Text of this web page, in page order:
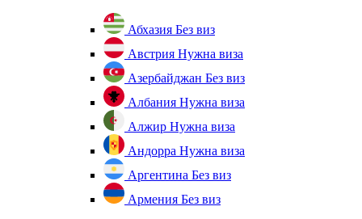
Абхазия Без виз
Австрия Нужна виза
Азербайджан Без виз
Албания Нужна виза
Алжир Нужна виза
Андорра Нужна виза
Аргентина Без виз
Армения Без виз